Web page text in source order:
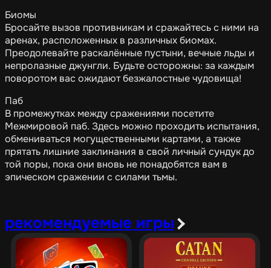
Биомы
Бросайте вызов противникам и сражайтесь с ними на
аренах, расположенных в различных биомах.
Преодолевайте раскалённые пустыни, вечные льды и
непролазные джунгли. Будьте осторожны: за каждым
поворотом вас ожидают безжалостные чудовища!
Паб
В промежутках между сражениями посетите
Межмировой паб. Здесь можно проходить испытания,
обмениваться могущественными картами, а также
прятать лишние заклинания в свой личный сундук до
той поры, пока они вновь не понадобятся вам в
эпическом сражении с силами тьмы.
рекомендуемые игры